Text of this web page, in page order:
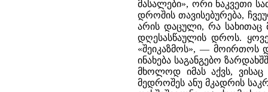
მასალები», ორი ნაკვეთი
დროშის თავისებურება,
არის დაცული, რა სახითაც
დღესასწაულის დროს.
«შეიკაზმოს», — მოირთოს
ინახება საგანგებო
მხოლოდ იმას აქვს,
მედროშეს ანუ მკადრის